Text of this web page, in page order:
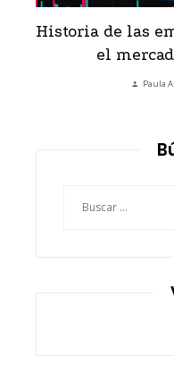
Historia de las
el
Paula